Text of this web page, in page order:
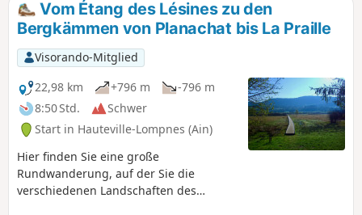
Vom Étang des Lésines zu den
Bergkämmen von Planachat bis La Praille
Visorando-Mitglied
22,98 km
+796 m
-796 m
8:50 Std.
Schwer
Start in Hauteville-Lompnes (Ain)
Hier finden Sie eine große
Rundwanderung, auf der Sie die
verschiedenen Landschaften des